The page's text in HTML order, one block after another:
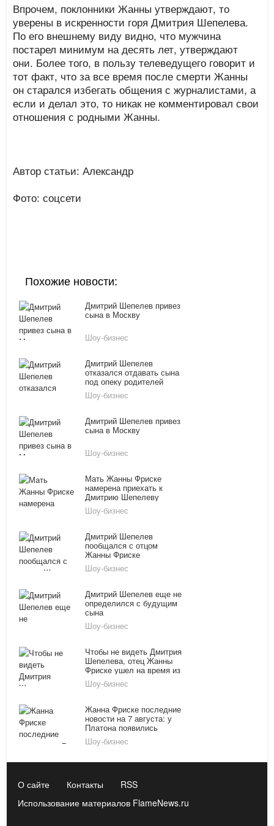
Впрочем, поклонники Жанны утверждают, то
уверены в искренности горя Дмитрия Шепелева.
По его внешнему виду видно, что мужчина
постарел минимум на десять лет, утверждают
они. Более того, в пользу телеведущего говорит и
тот факт, что за все время после смерти Жанны
он старался избегать общения с журналистами, а
если и делал это, то никак не комментировал свои
отношения с родными Жанны.
Автор статьи: Александр
Фото: соцсети
Похожие новости:
Дмитрий Шепелев привез
сына в Москву
Шоу-бизнес
Дмитрий Шепелев
отказался отдавать сына
под опеку родителей
Жанны Фриске
Шоу-бизнес
Дмитрий Шепелев привез
сына в Москву
Шоу-бизнес
Мать Жанны Фриске
намерена приехать к
Дмитрию Шепелеву
Шоу-бизнес
Дмитрий Шепелев
пообщался с отцом
Жанны Фриске
Шоу-бизнес
Дмитрий Шепелев еще не
определился с будущим
сына
Шоу-бизнес
Чтобы не видеть Дмитрия
Шепелева, отец Жанны
Фриске ушел на время из
дома
Шоу-бизнес
Жанна Фриске последние
новости на 7 августа: у
Платона появились
друзья в Болгарии
Шоу-бизнес
О сайте Контакты
RSS
Использование материалов FlameNews.ru